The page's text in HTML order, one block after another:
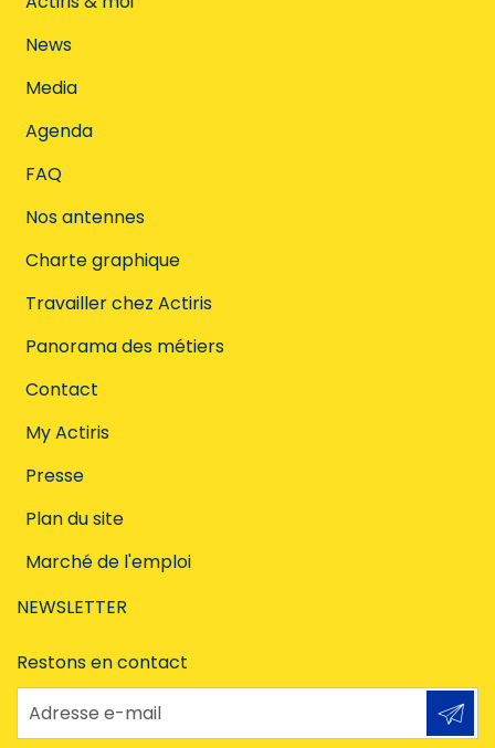
News
Media
Agenda
FAQ
Nos antennes
Charte graphique
Travailler chez Actiris
Panorama des métiers
Contact
My Actiris
Presse
Plan du site
Marché de l'emploi
NEWSLETTER
Restons en contact
Adresse e-mail